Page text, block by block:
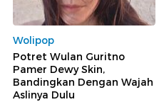
Wolipop
Potret Wulan Guritno
Pamer Dewy Skin,
Bandingkan Dengan Wajah
Aslinya Dulu